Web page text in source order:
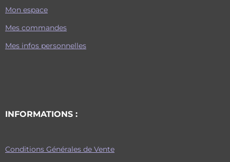
Mon espace
Mes commandes
Mes infos personnelles
INFORMATIONS :
Conditions Générales de Vente